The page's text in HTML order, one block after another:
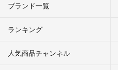
ブランド一覧
ランキング
人気商品チャンネル